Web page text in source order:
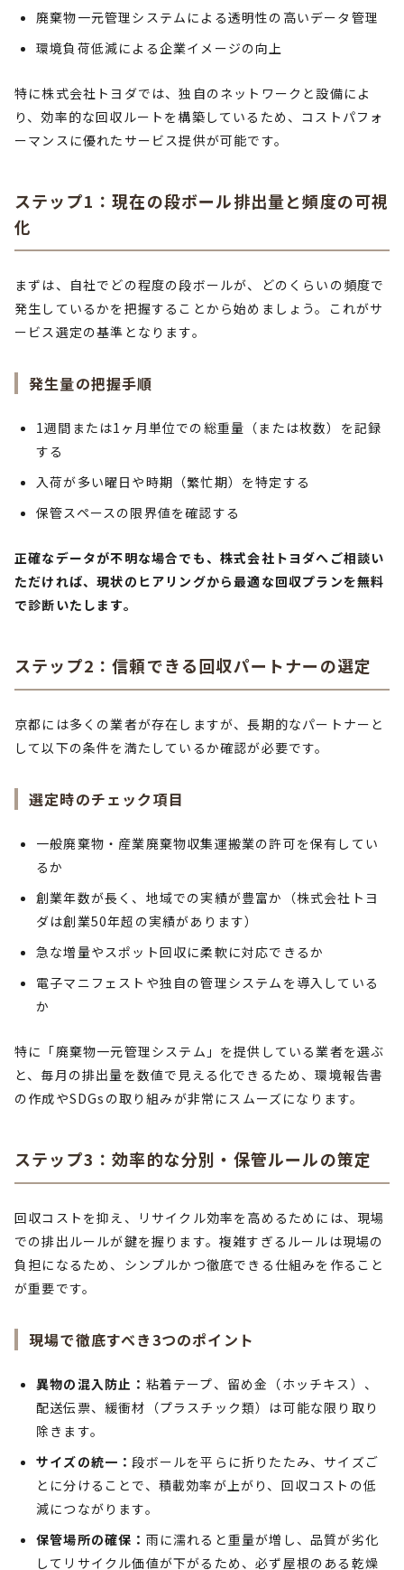
廃棄物一元管理システムによる透明性の高いデータ管理
環境負荷低減による企業イメージの向上
特に株式会社トヨダでは、独自のネットワークと設備によ
り、効率的な回収ルートを構築しているため、コストパフォ
ーマンスに優れたサービス提供が可能です。
ステップ1：現在の段ボール排出量と頻度の可視
化
まずは、自社でどの程度の段ボールが、どのくらいの頻度で
発生しているかを把握することから始めましょう。これがサ
ービス選定の基準となります。
発生量の把握手順
1週間または1ヶ月単位での総重量（または枚数）を記録
する
入荷が多い曜日や時期（繁忙期）を特定する
保管スペースの限界値を確認する
正確なデータが不明な場合でも、株式会社トヨダへご相談い
ただければ、現状のヒアリングから最適な回収プランを無料
で診断いたします。
ステップ2：信頼できる回収パートナーの選定
京都には多くの業者が存在しますが、長期的なパートナーと
して以下の条件を満たしているか確認が必要です。
選定時のチェック項目
一般廃棄物・産業廃棄物収集運搬業の許可を保有してい
るか
創業年数が長く、地域での実績が豊富か（株式会社トヨ
ダは創業50年超の実績があります）
急な増量やスポット回収に柔軟に対応できるか
電子マニフェストや独自の管理システムを導入している
か
特に「廃棄物一元管理システム」を提供している業者を選ぶ
と、毎月の排出量を数値で見える化できるため、環境報告書
の作成やSDGsの取り組みが非常にスムーズになります。
ステップ3：効率的な分別・保管ルールの策定
回収コストを抑え、リサイクル効率を高めるためには、現場
での排出ルールが鍵を握ります。複雑すぎるルールは現場の
負担になるため、シンプルかつ徹底できる仕組みを作ること
が重要です。
現場で徹底すべき3つのポイント
異物の混入防止： 粘着テープ、留め金（ホッチキス）、
配送伝票、緩衝材（プラスチック類）は可能な限り取り
除きます。
サイズの統一：段ボールを平らに折りたたみ、サイズご
とに分けることで、積載効率が上がり、回収コストの低
減につながります。
保管場所の確保： 雨に濡れると重量が増し、品質が劣化
してリサイクル価値が下がるため、必ず屋根のある乾燥